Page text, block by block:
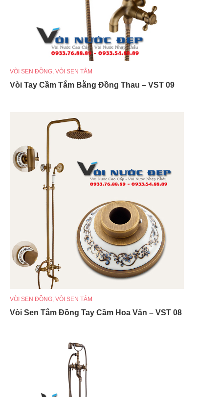
VÒI SEN ĐỒNG, VÒI SEN TẮM
Vòi Tay Cầm Tắm Bằng Đồng Thau – VST 09
VÒI SEN ĐỒNG, VÒI SEN TẮM
Vòi Sen Tắm Đồng Tay Cầm Hoa Văn – VST 08